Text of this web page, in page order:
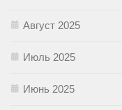
Август 2025
Июль 2025
Июнь 2025